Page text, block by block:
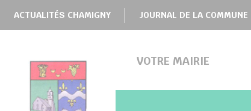
( VOTRE MAIRIE )
( VOTRE COMMUNE )
ACTUALITÉS CHAMIGNY JOURNAL DE LA COMMUNE
VOTRE MAIRIE
Panneau de gestion des cookies